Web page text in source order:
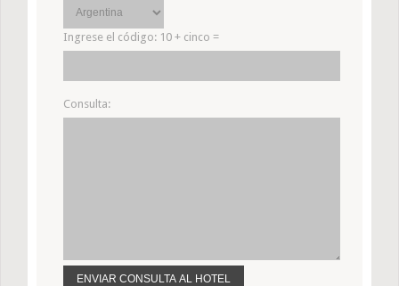
Ingrese el código: 10 + cinco =
Consulta: